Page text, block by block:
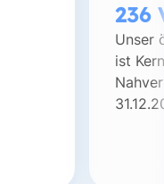
236
Unser
ist